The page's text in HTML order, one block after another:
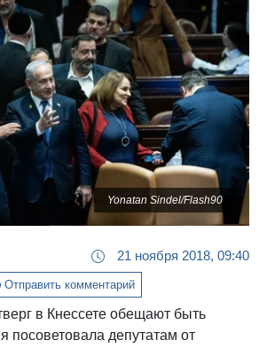
Yonatan Sindel/Flash90
21 ноября 2018, 09:40
Отправить комментарий
в Кнессете обещают быть
посоветовала депутатам от